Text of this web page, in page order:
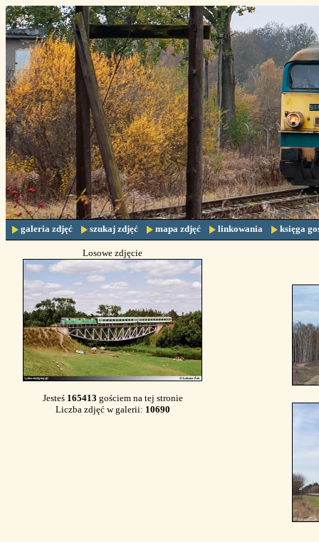
galeria zdjęć szukaj zdjęć mapa zdjęć linkowania księga
Losowe zdjęcie
Jesteś 165413 gościem na tej stronie
Liczba zdjęć w galerii: 10690